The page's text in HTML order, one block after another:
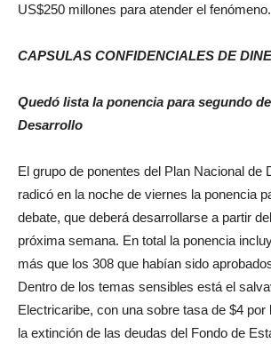
US$250 millones para atender el fenómeno.
CAPSULAS CONFIDENCIALES DE
Quedó lista la ponencia para segundo
Desarrollo
El grupo de ponentes del Plan Nacional de
radicó en la noche de viernes la ponencia
debate, que deberá desarrollarse a partir
próxima semana. En total la ponencia
más que los 308 que habían sido
Dentro de los temas sensibles está el
Electricaribe, con una sobre tasa de $4
la extinción de las deudas del Fondo de